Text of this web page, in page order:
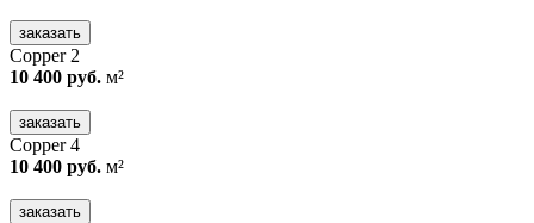
заказать
Copper 2
10 400 руб. м²
заказать
Copper 4
10 400 руб. м²
заказать